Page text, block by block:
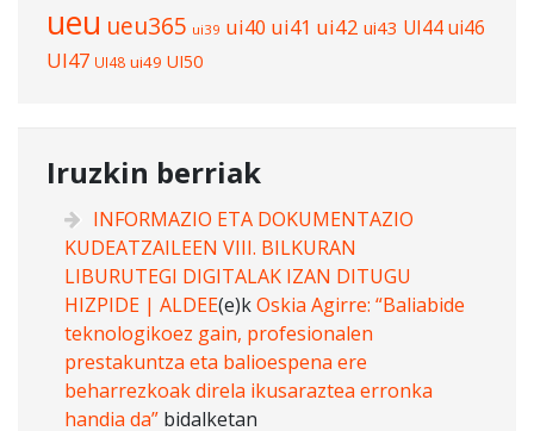
ueu ueu365 ui39 ui40 ui41 ui42 ui43 UI44ui46
UI47 UI48 ui49 UI50
Iruzkin berriak
INFORMAZIO ETA DOKUMENTAZIO
KUDEATZAILEEN VIII. BILKURAN
LIBURUTEGI DIGITALAK IZAN DITUGU
HIZPIDE | ALDEE(e)kOskia Agirre: “Baliabide
teknologikoez gain, profesionalen
prestakuntza eta balioespena ere
beharrezkoak direla ikusaraztea erronka
handia da” bidalketan